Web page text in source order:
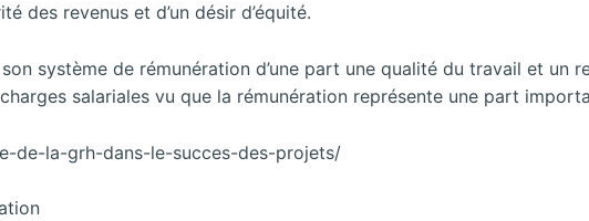
des revenus et d’un désir d’équité.
système de rémunération d’une part une qualité du travail et un
salariales vu que la rémunération représente une part
de-la-grh-dans-le-succes-des-projets/